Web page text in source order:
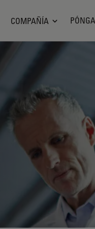
COMPAÑÍA